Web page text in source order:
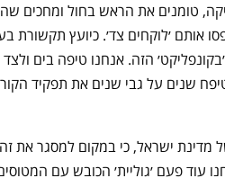
טומנים את הראש בחול ומחכים
אותם ׳לוקחים צד׳. כיועץ תקשורת
הזה. אנחנו טיפה בים
שנים על גבי שנים את תפקיד
מדינת ישראל, כי במקום למסגר את
פעם ׳גוליית׳ הכובש עם